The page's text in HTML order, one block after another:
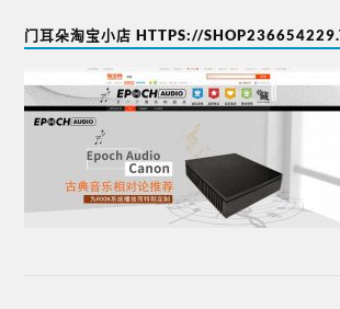
门耳朵淘宝小店 HTTPS://